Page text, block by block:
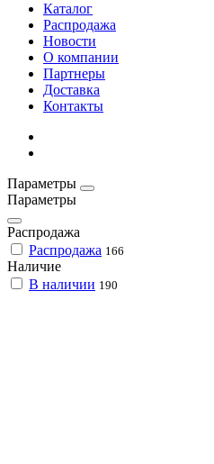
Каталог
Распродажа
Новости
О компании
Партнеры
Доставка
Контакты
Параметры
Параметры
Распродажа
Распродажа 166
Наличие
В наличии 190